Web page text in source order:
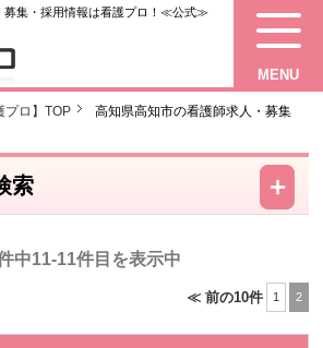
募集・採用情報は看護プロ！≪公式≫
MENU
プロ】TOP 高知県高知市の看護師求人・募集
索 －
＋
中11-11件目を表示中
≪ 前の10件 1 2